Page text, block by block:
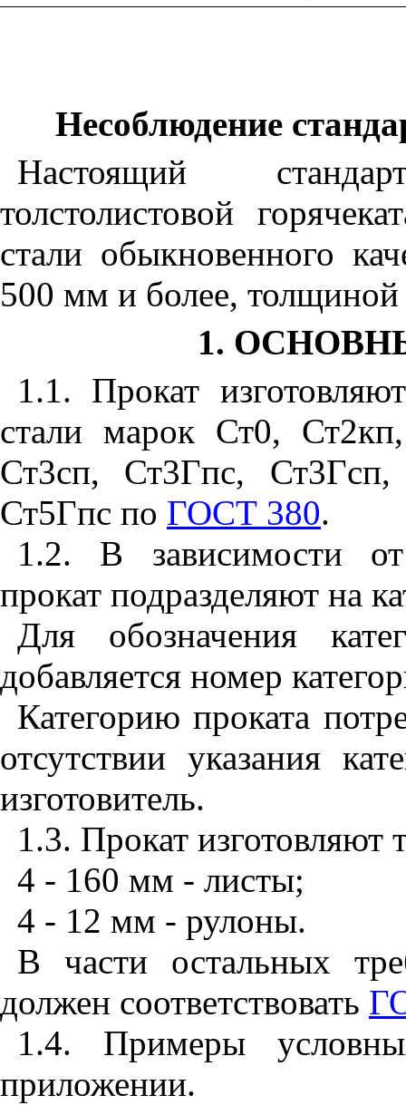
Несоблюдение
Настоящий
толстолистовой
стали обыкновенного
500 мм и более,
1.
1.1. Прокат
стали марок Ст0,
Ст3сп, Ст3Гпс,
Ст5Гпс по ГОСТ 380.
1.2. В зависимости от
прокат подразделяют на
Для обозначения
добавляется номер
Категорию проката
отсутствии указания
изготовитель.
1.3. Прокат изготовляют
4 - 160 мм - листы;
4 - 12 мм - рулоны.
В части остальных
должен соответствовать
1.4. Примеры
приложении.